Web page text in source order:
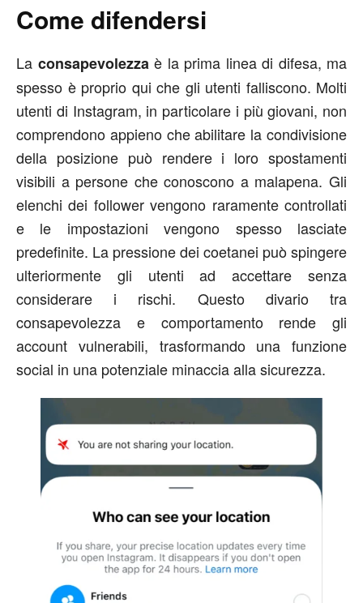
Come difendersi
La consapevolezza è la prima linea di difesa, ma
spesso è proprio qui che gli utenti falliscono. Molti
utenti di Instagram, in particolare i più giovani, non
comprendono appieno che abilitare la condivisione
della posizione può rendere i loro spostamenti
visibili a persone che conoscono a malapena. Gli
elenchi dei follower vengono raramente controllati
e le impostazioni vengono spesso lasciate
predefinite. La pressione dei coetanei può spingere
ulteriormente gli utenti ad accettare senza
considerare i rischi. Questo divario tra
consapevolezza e comportamento rende gli
account vulnerabili, trasformando una funzione
social in una potenziale minaccia alla sicurezza.